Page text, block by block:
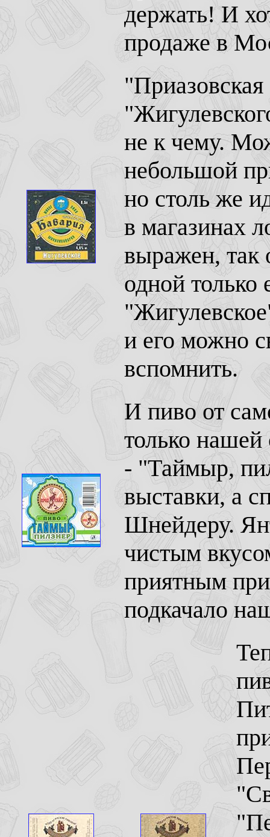
держать! И
продаже в
не к чему.
небольшой
но столь же
в магазинах
выражен, так
одной
и его можно
вспомнить.
И пиво от
только
- "Таймыр,
выставки, а
Шнейдеру.
чистым
приятным
подкачало